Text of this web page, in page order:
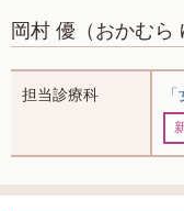
岡村 優 （おかむら
担当診療科